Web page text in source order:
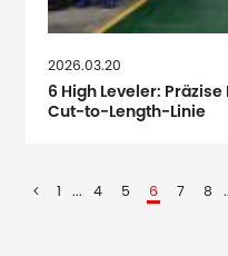
2026.03.20
6 High Leveler:
Cut-to-Length-Linie
1 ... 4 5 6 7 8